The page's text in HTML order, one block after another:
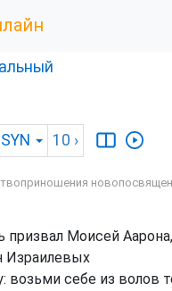
SYN 10 ›
призвал Моисей
Израилевых
возьми себе из волов